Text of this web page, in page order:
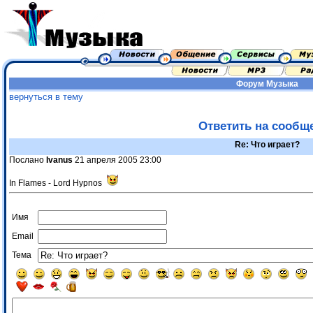
Форум Музыка
вернуться в тему
Ответить на
Re: Что играет?
Послано Ivanus 21 апреля 2005 23:00
In Flames - Lord Hypnos
Имя
Email
Тема